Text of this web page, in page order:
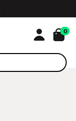
0